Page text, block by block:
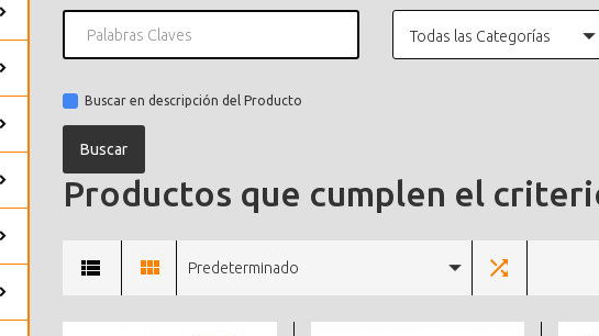
Todas las Categorías
Buscar en descripción del Producto
Productos que cumplen el
Predeterminado